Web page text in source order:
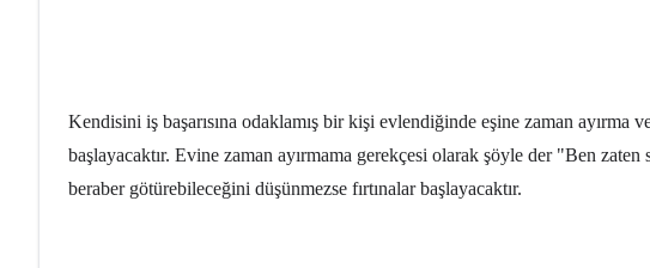
Kendisini iş başarısına odaklamış bir kişi evlendiğinde eşine zaman
başlayacaktır. Evine zaman ayırmama gerekçesi olarak şöyle der "Ben
beraber götürebileceğini düşünmezse fırtınalar başlayacaktır.